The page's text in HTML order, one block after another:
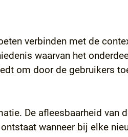
verbinden met de
waarvan het
om door de gebruikers
De afleesbaarheid
wanneer bij elke